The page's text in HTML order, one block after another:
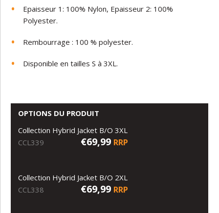
Epaisseur 1: 100% Nylon, Epaisseur 2: 100%
Polyester.
Rembourrage : 100 % polyester.
Disponible en tailles S à 3XL.
OPTIONS DU PRODUIT
Collection Hybrid Jacket B/O 3XL
CCL339
€69,99 RRP
Collection Hybrid Jacket B/O 2XL
CCL338
€69,99 RRP